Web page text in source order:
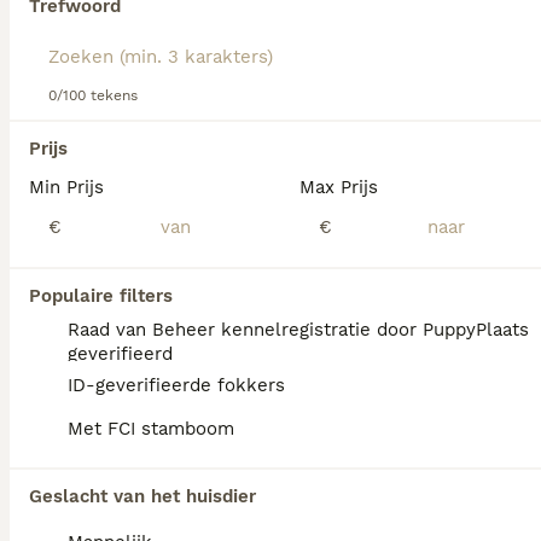
Trefwoord
0/100 tekens
Prijs
Min Prijs
€
Max Prijs
€
Populaire filters
Raad van Beheer kennelregistratie door PuppyPlaats
geverifieerd
ID-geverifieerde fokkers
Met FCI stamboom
Geslacht van het huisdier
We hebben 0 Fox Terriër Draadhaar Honden
Als je toekomstige resultaten wil zien voor deze
exacte zoekopdracht, sla dan je zoekopdracht op en
vind jouw perfecte hond:
Zoekopdracht bewaren
FAQ's
Hoeveel kost een draadhaar
foxterriër?
Wire Fox Terriër pups van fokkers met